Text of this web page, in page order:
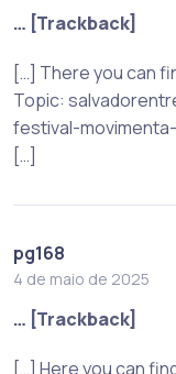
… [Trackback]
[…] There you can
Topic:
festival-
[…]
pg168
4 de maio de 2025
… [Trackback]
[…] Here you can